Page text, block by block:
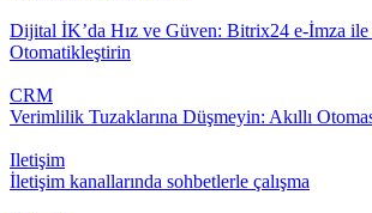
Dijital İK’da Hız ve Güven: Bitrix24 e-İmza
Otomatikleştirin
CRM
Verimlilik Tuzaklarına Düşmeyin: Akıllı
Iletişim
İletişim kanallarında sohbetlerle çalışma